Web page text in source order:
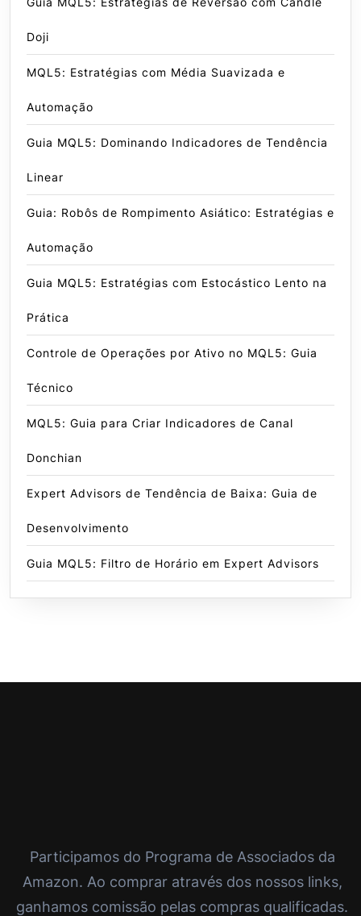
Doji
MQL5: Estratégias com Média Suavizada e
Automação
Guia MQL5: Dominando Indicadores de Tendência
Linear
Guia: Robôs de Rompimento Asiático: Estratégias e
Automação
Guia MQL5: Estratégias com Estocástico Lento na
Prática
Controle de Operações por Ativo no MQL5: Guia
Técnico
MQL5: Guia para Criar Indicadores de Canal
Donchian
Expert Advisors de Tendência de Baixa: Guia de
Desenvolvimento
Guia MQL5: Filtro de Horário em Expert Advisors
Participamos do Programa de Associados da
Amazon. Ao comprar através dos nossos links,
ganhamos comissão pelas compras qualificadas.